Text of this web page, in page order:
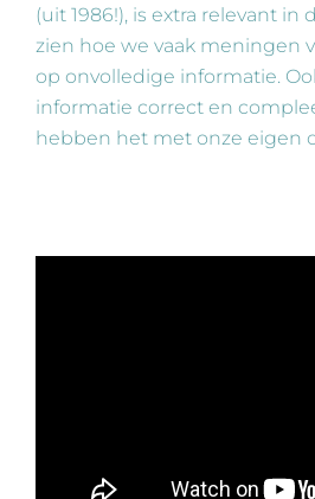
(uit 1986!), is extra relevant in
zien hoe we vaak meningen
op onvolledige informatie.
informatie correct en
hebben het met onze eigen